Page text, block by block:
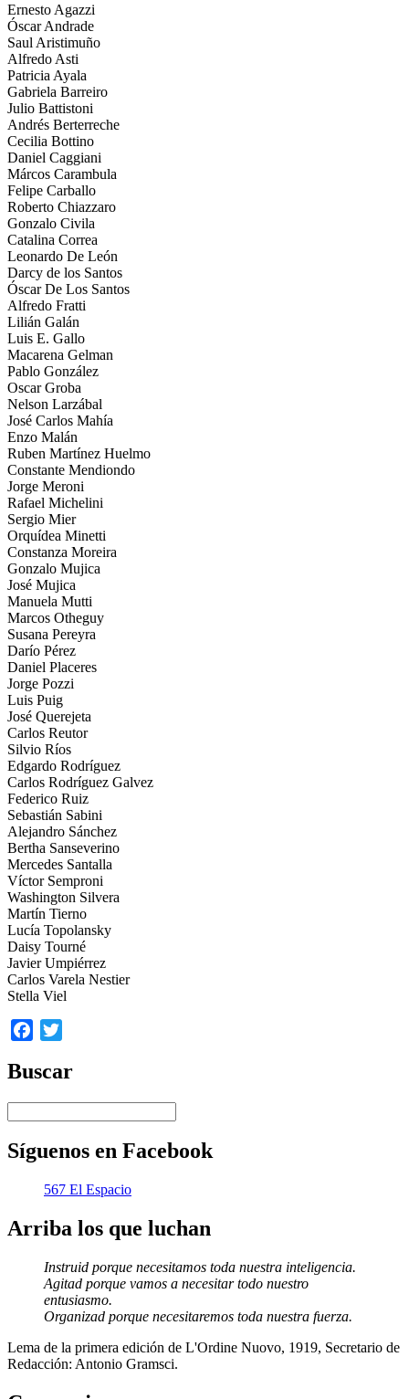
Ernesto Agazzi
Óscar Andrade
Saul Aristimuño
Alfredo Asti
Patricia Ayala
Gabriela Barreiro
Julio Battistoni
Andrés Berterreche
Cecilia Bottino
Daniel Caggiani
Márcos Carambula
Felipe Carballo
Roberto Chiazzaro
Gonzalo Civila
Catalina Correa
Leonardo De León
Darcy de los Santos
Óscar De Los Santos
Alfredo Fratti
Lilián Galán
Luis E. Gallo
Macarena Gelman
Pablo González
Oscar Groba
Nelson Larzábal
José Carlos Mahía
Enzo Malán
Ruben Martínez Huelmo
Constante Mendiondo
Jorge Meroni
Rafael Michelini
Sergio Mier
Orquídea Minetti
Constanza Moreira
Gonzalo Mujica
José Mujica
Manuela Mutti
Marcos Otheguy
Susana Pereyra
Darío Pérez
Daniel Placeres
Jorge Pozzi
Luis Puig
José Querejeta
Carlos Reutor
Silvio Ríos
Edgardo Rodríguez
Carlos Rodríguez Galvez
Federico Ruiz
Sebastián Sabini
Alejandro Sánchez
Bertha Sanseverino
Mercedes Santalla
Víctor Semproni
Washington Silvera
Martín Tierno
Lucía Topolansky
Daisy Tourné
Javier Umpiérrez
Carlos Varela Nestier
Stella Viel
Facebook
Buscar
Síguenos en Facebook
567 El Espacio
Arriba los que luchan
Instruid porque necesitamos toda nuestra inteligencia.
Agitad porque vamos a necesitar todo nuestro
entusiasmo.
Organizad porque necesitaremos toda nuestra fuerza.
Lema de la primera edición de L'Ordine Nuovo, 1919, Secretario de
Redacción: Antonio Gramsci.